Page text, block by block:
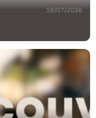
18/07/2026